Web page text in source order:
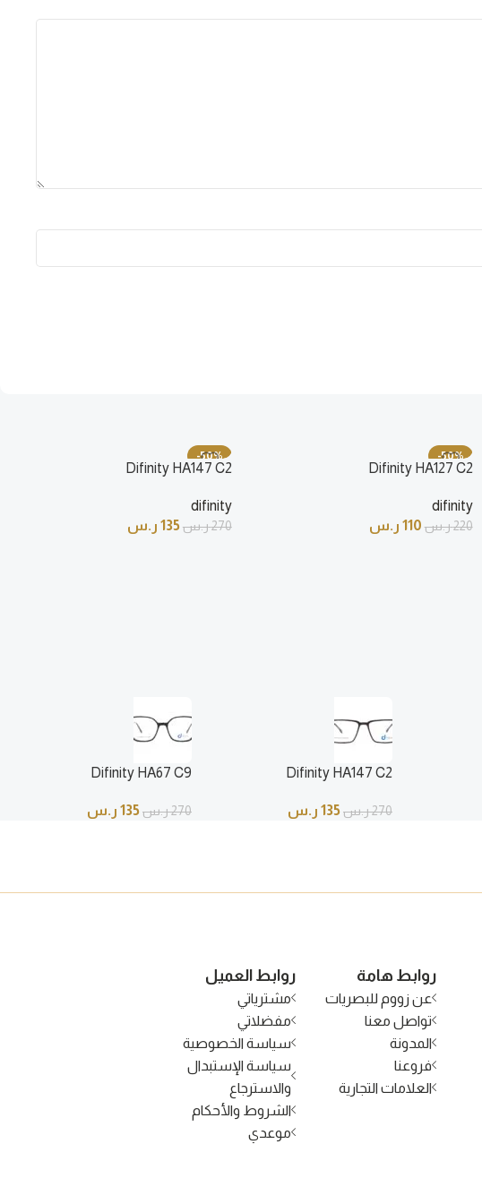
-50%
Difinity HA127 C2
difinity
220ر.س 110 ر.س
-50%
Difinity HA147 C2
difinity
270ر.س135 ر.س
Difinity HA147 C2
270ر.س135 ر.س
Difinity HA67 C9
270ر.س135 ر.س
روابط هامة
عن زووم للبصريات
تواصل معنا
المدونة
فروعنا
العلامات التجارية
روابط العميل
مشترياتي
مفضلاتي
سياسة الخصوصية
سياسة الإستبدال
والاسترجاع
الشروط والأحكام
موعدي